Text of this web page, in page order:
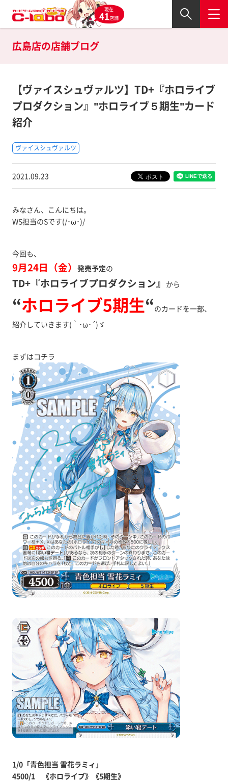
現在
41店舗
広島店の店舗ブログ
【ヴァイスシュヴァルツ】TD+『ホロライブ
プロダクション』"ホロライブ５期生"カード
紹介
ヴァイスシュヴァルツ
2021.09.23
みなさん、こんにちは。
WS担当のSです(/･ω･)/
今回も、
9月24日（金） 発売予定の
TD+『ホロライブプロダクション』 から
“ホロライブ5期生“のカードを一部、
紹介していきます(｀･ω･´)ゞ
まずはコチラ
1/0「青色担当 雪花ラミィ」
4500/1 《ホロライブ》《5期生》